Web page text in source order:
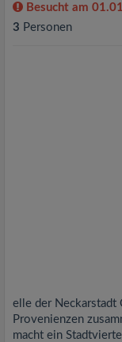
Besucht am
3 Personen
elle der Neckarstadt
Provenienzen
macht ein